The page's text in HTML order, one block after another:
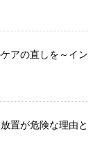
アの直しを～イン
置が危険な理由と